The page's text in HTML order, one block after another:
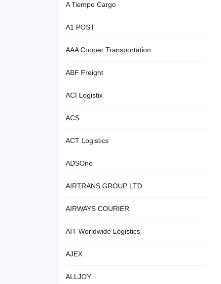
A Tiempo Cargo
A1 POST
AAA Cooper Transportation
ABF Freight
ACI Logistix
ACS
ACT Logistics
ADSOne
AIRTRANS GROUP LTD
AIRWAYS COURIER
AIT Worldwide Logistics
AJEX
ALLJOY